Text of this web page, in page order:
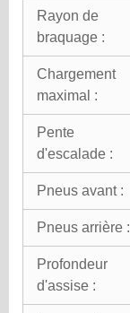
Rayon de
braquage :
Chargement
maximal :
Pente
d'escalade :
Pneus avant :
Pneus arrière :
Profondeur
d'assise :